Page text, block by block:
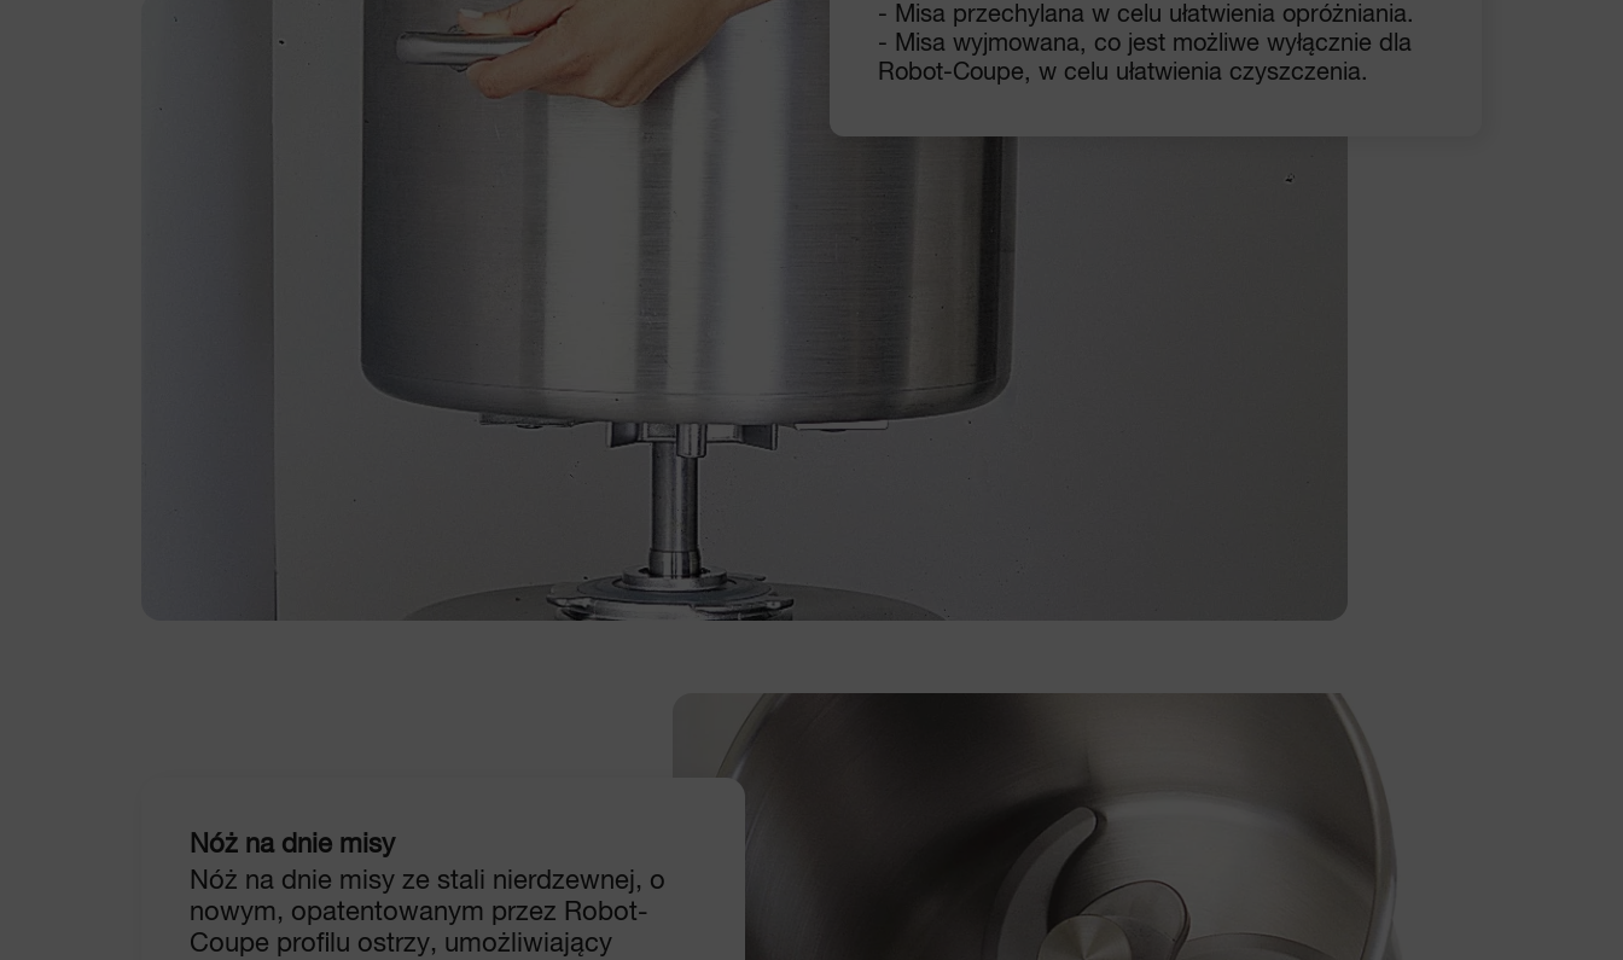
- Misa przechylana w celu ułatwienia opróżniania.
- Misa wyjmowana, co jest możliwe wyłącznie dla
Robot-Coupe, w celu ułatwienia czyszczenia.
Nóż na dnie misy
Nóż na dnie misy ze stali nierdzewnej, o
nowym, opatentowanym przez Robot-
Coupe profilu ostrzy, umożliwiający